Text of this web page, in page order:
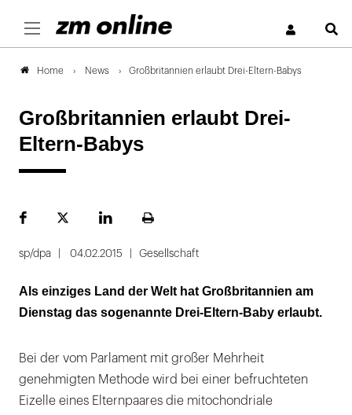
Home News Großbritannien erlaubt Drei-Eltern-Babys
Großbritannien erlaubt Drei-
Eltern-Babys
FacebookPlattformLinekdInSeite
sp/dpa 04.02.2015 Gesellschaft
Als einziges Land der Welt hat Großbritannien am
Dienstag das sogenannte Drei-Eltern-Baby erlaubt.
Bei der vom Parlament mit großer Mehrheit
genehmigten Methode wird bei einer befruchteten
Eizelle eines Elternpaares die mitochondriale